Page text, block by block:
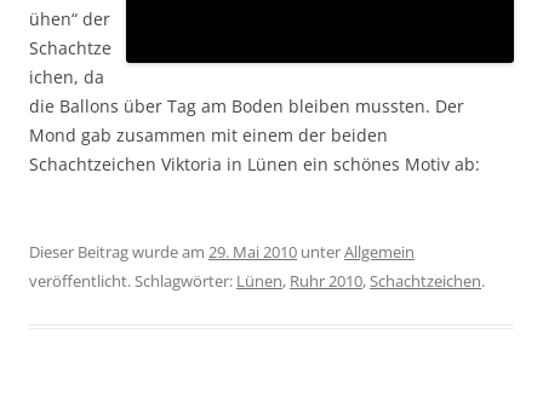
ühen“ der
Schachtze
ichen, da
die Ballons über Tag am Boden bleiben mussten. Der
Mond gab zusammen mit einem der beiden
Schachtzeichen Viktoria in Lünen ein schönes Motiv ab:
Dieser Beitrag wurde am 29. Mai 2010 unterAllgemein
veröffentlicht. Schlagwörter: Lünen, Ruhr 2010,Schachtzeichen.